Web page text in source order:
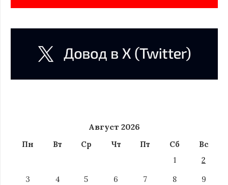
Август 2026
Пн Вт Ср Чт Пт Сб
Вс
1
2
3
4 5 6 7 8
9